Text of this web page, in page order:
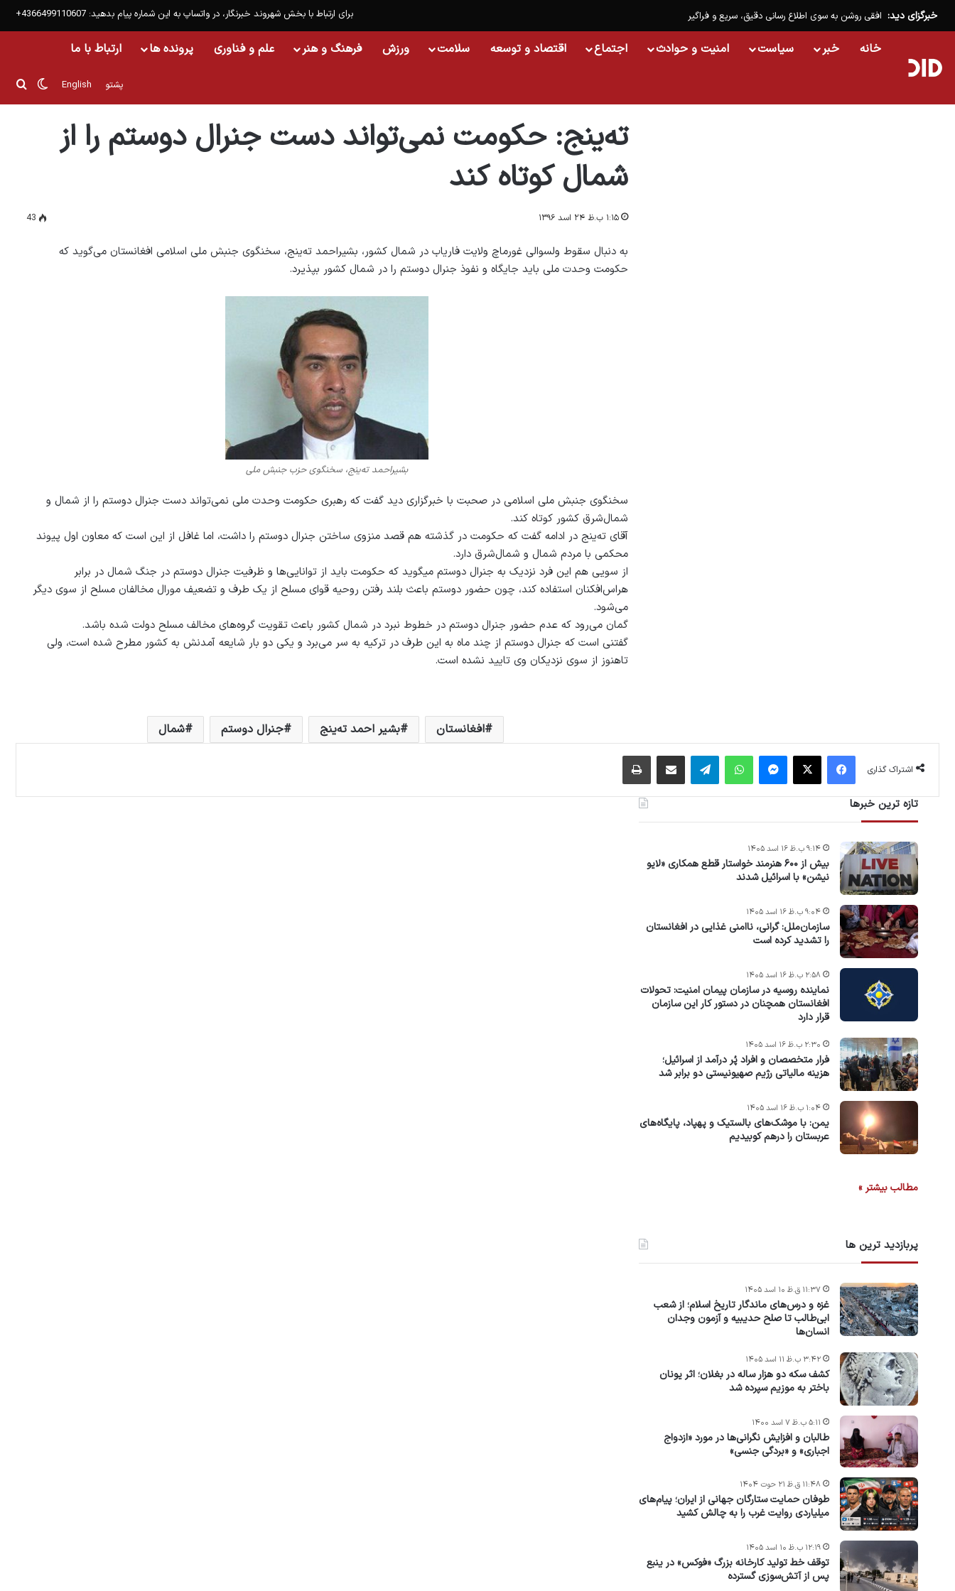
برای ارتباط با بخش شهروند خبرنگار، در واتساپ به این شماره پیام بدهید: 4366499110607+ خبرگزای دید: افقی روشن به سوی اطلاع رسانی دقیق، سریع و فراگیر
خانه خبر سیاست امنیت و حوادث اجتماع اقتصاد و توسعه سلامت ورزش فرهنگ و هنر علم و فناوری پرونده ها ارتباط با ما
English پشتو تغییر
ته‌ینج: حکومت نمی‌تواند دست جنرال دوستم را از
شمال کوتاه کند
۱:۱۵ ب.ظ ۲۴ اسد ۱۳۹۶ 43
به دنبال سقوط ولسوالی غورماچ ولایت فاریاب در شمال کشور، بشیراحمد ته‌ینج، سخنگوی جنبش ملی اسلامی افغانستان می‌گوید که
حکومت وحدت ملی باید جایگاه و نفوذ جنرال دوستم را در شمال کشور بپذیرد.
بشیراحمد ته‌ینج، سخنگوی حزب جنبش ملی
سخنگوی جنبش ملی اسلامی در صحبت با خبرگزاری دید گفت که رهبری حکومت وحدت ملی نمی‌تواند دست جنرال دوستم را از شمال و
شمال‌شرق کشور کوتاه کند.
آقای ته‌ینج در ادامه گفت که حکومت در گذشته هم قصد منزوی ساختن جنرال دوستم را داشت، اما غافل از این است که معاون اول پیوند
محکمی با مردم شمال و شمال‌شرق دارد.
از سویی هم این فرد نزدیک به جنرال دوستم می‎گوید که حکومت باید از توانایی‌ها و ظرفیت جنرال دوستم در جنگ شمال در برابر
هراس‌افکنان استفاده کند، چون حضور دوستم باعث بلند رفتن روحیه قوای مسلح از یک طرف و تضعیف مورال مخالفان مسلح از سوی دیگر
می‌شود.
گمان می‌رود که عدم حضور جنرال دوستم در خطوط نبرد در شمال کشور باعث تقویت گروه‌های مخالف مسلح دولت شده باشد.
گفتنی است که جنرال دوستم از چند ماه به این طرف در ترکیه به سر می‌برد و یکی دو بار شایعه آمدنش به کشور مطرح شده است، ولی
تاهنوز از سوی نزدیکان وی تایید نشده است.
افغانستان بشیر احمد ته‌ینج جنرال دوستم شمال
اشتراک گذاری
فیس بوک پیام رسان واتس آپ اشتراک گذاری از طریق ایمیل
تازه ترین خبرها
بیش از ۶۰۰ هنرمند خواستار قطع همکاری «لایو
نیشن» با اسرائیل شدند
۹:۱۴ ب.ظ ۱۶ اسد ۱۴۰۵
سازمان‌ملل: گرانی، ناامنی غذایی در افغانستان
را تشدید کرده است
۹:۰۴ ب.ظ ۱۶ اسد ۱۴۰۵
نماینده روسیه در سازمان پیمان امنیت: تحولات
افغانستان همچنان در دستور کار این سازمان
قرار دارد
۲:۵۸ ب.ظ ۱۶ اسد ۱۴۰۵
فرار متخصصان و افراد پُر درآمد از اسرائیل؛
هزینه مالیاتی رژیم صهیونیستی دو برابر شد
۲:۳۰ ب.ظ ۱۶ اسد ۱۴۰۵
یمن: با موشک‌های بالستیک و پهپاد، پایگاه‌های
عربستان را درهم کوبیدیم
۱:۰۴ ب.ظ ۱۶ اسد ۱۴۰۵
مطالب بیشتر »
پربازدید ترین ها
غزه و درس‌های ماندگار تاریخ اسلام؛ از شعب
ابی‌طالب تا صلح حدیبیه و آزمون وجدان
انسان‌ها
۱۱:۳۷ ق.ظ ۱۰ اسد ۱۴۰۵
کشف سکه دو هزار ساله در بغلان؛ اثر یونان
باختر به موزیم سپرده شد
۳:۴۲ ب.ظ ۱۱ اسد ۱۴۰۵
طالبان و افزایش نگرانی‌ها در مورد «ازدواج
اجباری» و «بردگی جنسی»
۵:۱۱ ب.ظ ۷ اسد ۱۴۰۰
طوفان حمایت ستارگان جهانی از ایران؛ پیام‌های
میلیاردی روایت غرب را به چالش کشید
۱۱:۴۸ ق.ظ ۲۱ حوت ۱۴۰۴
توقف خط تولید کارخانه بزرگ «فوکس» در ینبع
پس از آتش‌سوزی گسترده
۱۲:۱۹ ب.ظ ۱۰ اسد ۱۴۰۵